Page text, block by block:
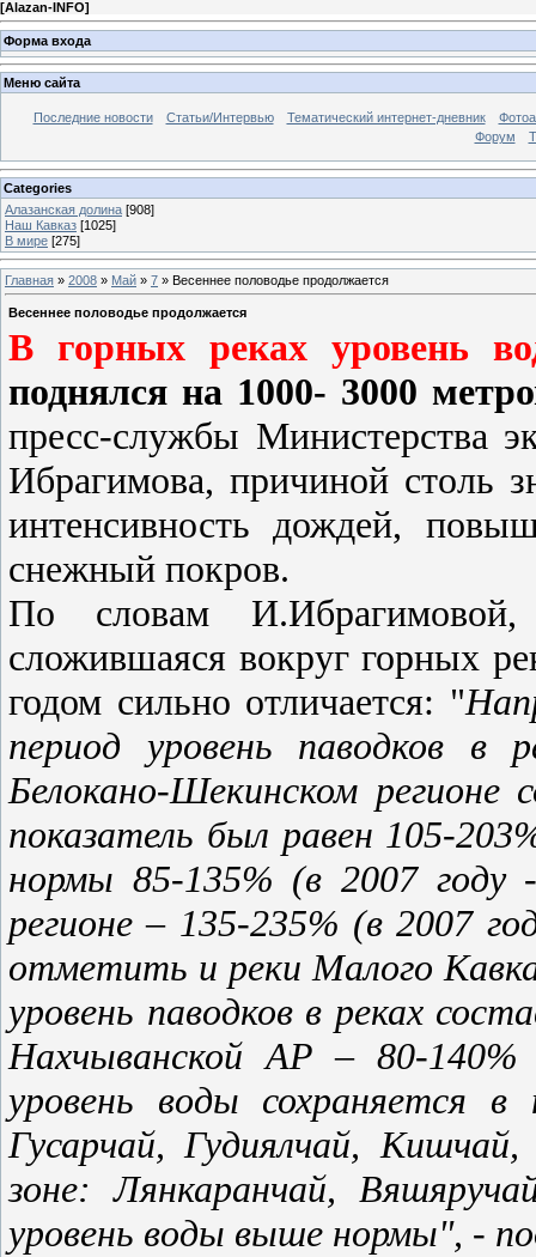
[Alazan-INFO]
Форма входа
Меню сайта
Последние новости Статьи/Интервью Тематический интернет-дневник
Форум
Categories
Алазанская долина [908]
Наш Кавказ [1025]
В мире [275]
Главная » 2008 » Май » 7 » Весеннее половодье продолжается
Весеннее половодье продолжается
В горных реках уровень
поднялся на 1000- 3000
пресс-службы Министерства
Ибрагимова, причиной столь
интенсивность дождей,
снежный покров.
По словам
сложившаяся вокруг горных
годом сильно отличается: "
период уровень паводков в
Белокано-Шекинском
показатель был равен 105-
нормы 85-135% (в 2007 году
регионе – 135-235% (в 2007
отметить и реки Малого
уровень паводков в реках
Нахчыванской АР – 80-
уровень воды сохраняется
Гусарчай, Гудиялчай,
зоне: Лянкаранчай,
уровень воды выше нормы", -